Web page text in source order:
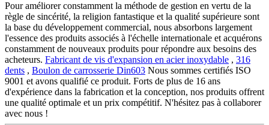
Pour améliorer constamment la méthode de gestion en vertu de la
règle de sincérité, la religion fantastique et la qualité supérieure sont
la base du développement commercial, nous absorbons largement
l'essence des produits associés à l'échelle internationale et acquérons
constamment de nouveaux produits pour répondre aux besoins des
acheteurs. Fabricant de vis d'expansion en acier inoxydable , 316
dents , Boulon de carrosserie Din603 Nous sommes certifiés ISO
9001 et avons qualifié ce produit. Forts de plus de 16 ans
d'expérience dans la fabrication et la conception, nos produits offrent
une qualité optimale et un prix compétitif. N'hésitez pas à collaborer
avec nous !